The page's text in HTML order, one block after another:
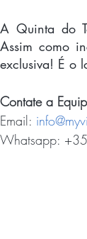
A Quinta do
Assim como
exclusiva! É o
Contate a
Email:
Whatsapp: